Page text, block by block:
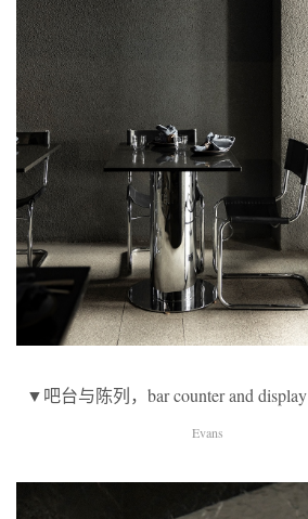
▼吧台与陈列，bar counter and display
Evans